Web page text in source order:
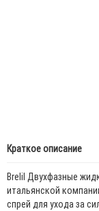
Краткое описание
Brelil Двухфазные
итальянской
спрей для ухода за